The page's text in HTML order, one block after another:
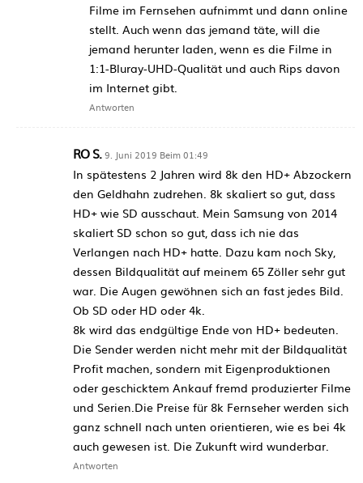
Filme im Fernsehen aufnimmt und dann online
stellt. Auch wenn das jemand täte, will die
jemand herunter laden, wenn es die Filme in
1:1-Bluray-UHD-Qualität und auch Rips davon
im Internet gibt.
Antworten
RO S. 9. Juni 2019 Beim 01:49
In spätestens 2 Jahren wird 8k den HD+ Abzockern
den Geldhahn zudrehen. 8k skaliert so gut, dass
HD+ wie SD ausschaut. Mein Samsung von 2014
skaliert SD schon so gut, dass ich nie das
Verlangen nach HD+ hatte. Dazu kam noch Sky,
dessen Bildqualität auf meinem 65 Zöller sehr gut
war. Die Augen gewöhnen sich an fast jedes Bild.
Ob SD oder HD oder 4k.
8k wird das endgültige Ende von HD+ bedeuten.
Die Sender werden nicht mehr mit der Bildqualität
Profit machen, sondern mit Eigenproduktionen
oder geschicktem Ankauf fremd produzierter Filme
und Serien.Die Preise für 8k Fernseher werden sich
ganz schnell nach unten orientieren, wie es bei 4k
auch gewesen ist. Die Zukunft wird wunderbar.
Antworten